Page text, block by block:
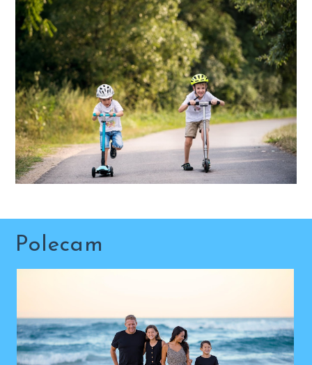
Polecam